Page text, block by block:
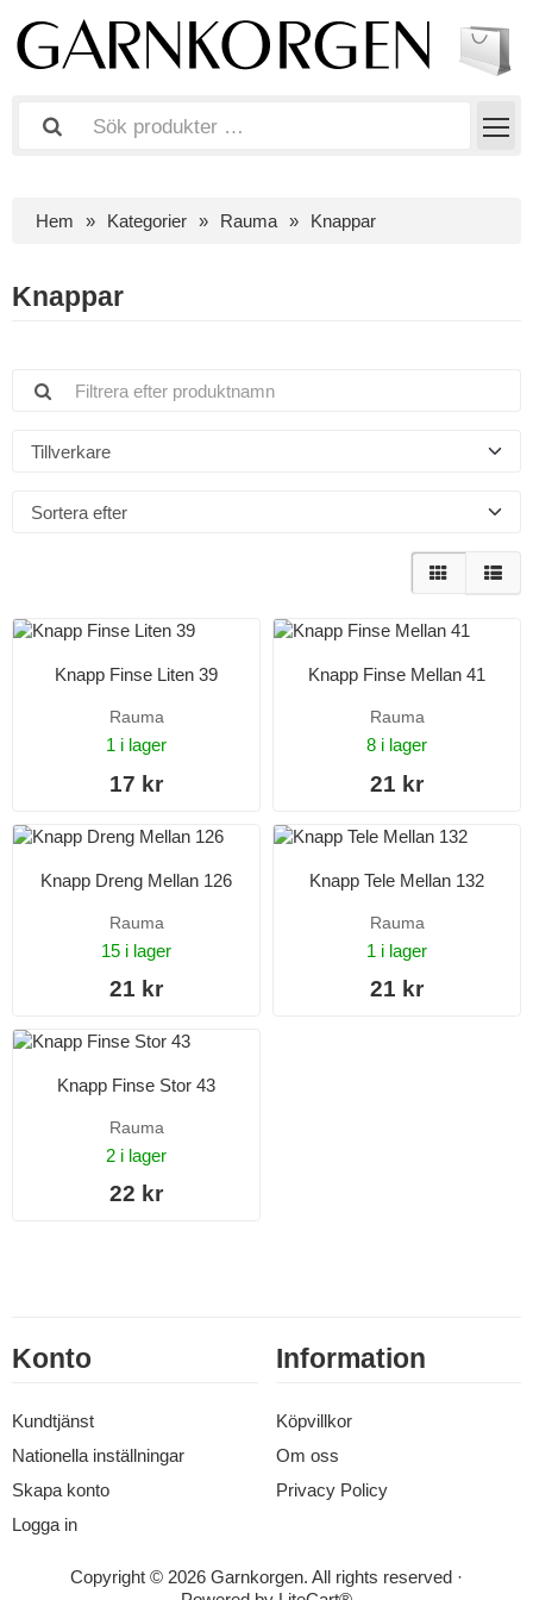
Hem Kategorier Rauma Knappar
Knappar
Tillverkare
Sortera efter
Knapp Finse Liten 39
Rauma
1 i lager
17 kr
Knapp Finse Mellan 41
Rauma
8 i lager
21 kr
Knapp Dreng Mellan 126
Rauma
15 i lager
21 kr
Knapp Tele Mellan 132
Rauma
1 i lager
21 kr
Knapp Finse Stor 43
Rauma
2 i lager
22 kr
Konto
Kundtjänst
Nationella inställningar
Skapa konto
Logga in
Information
Köpvillkor
Om oss
Privacy Policy
Copyright © 2026 Garnkorgen. All rights reserved ·